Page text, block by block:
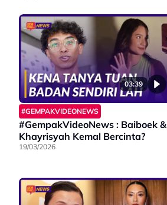
03:39
#GEMPAKVIDEONEWS
#GempakVideoNews : Baiboek &
Khayrisyah Kemal Bercinta?
19/03/2026